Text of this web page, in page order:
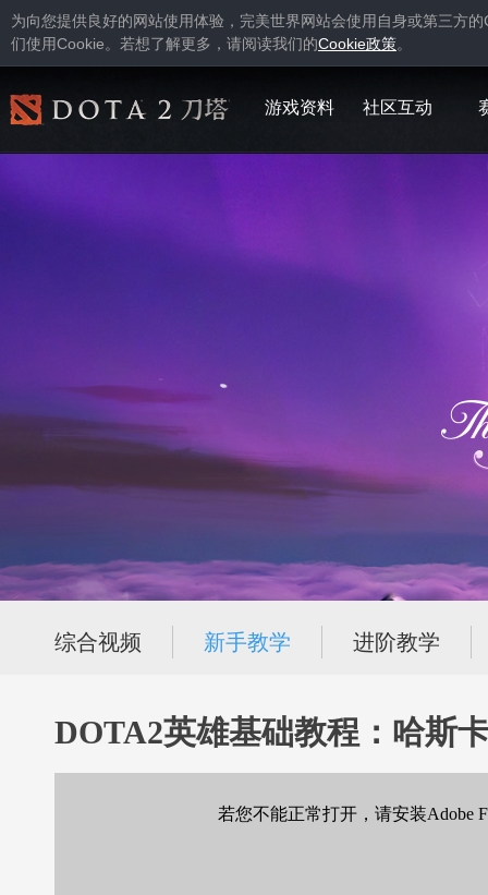
为向您提供良好的网站使用体验，完美世界网站会使用自身或第三方的
们使用Cookie。若想了解更多，请阅读我们的Cookie政策。
游戏资料 社区互动
综合视频 新手教学 进阶教学
DOTA2英雄基础教程：哈斯
若您不能正常打开，请安装Adobe